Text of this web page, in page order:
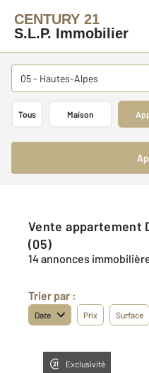
CENTURY 21
S.L.P. Immobilier
05 - Hautes-Alpes
Tous Maison
Vente appartement Dans les hautes-alpes
(05)
14 annonces
Trier par :
Date Prix Surface
Exclusivité